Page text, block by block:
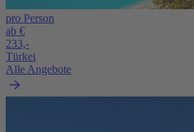
pro Person
ab €
233,-
Türkei
Alle Angebote